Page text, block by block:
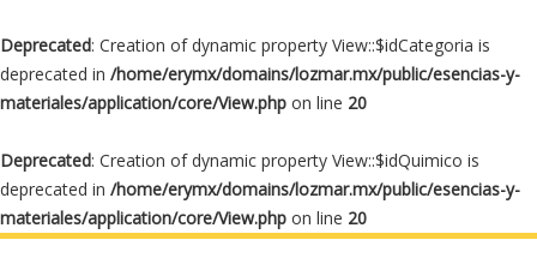
Deprecated: Creation of dynamic property View::$idCategoria is
deprecated in /home/erymx/domains/lozmar.mx/public/esencias-y-
materiales/application/core/View.php on line 20
Deprecated: Creation of dynamic property View::$idQuimico is
deprecated in /home/erymx/domains/lozmar.mx/public/esencias-y-
materiales/application/core/View.php on line 20